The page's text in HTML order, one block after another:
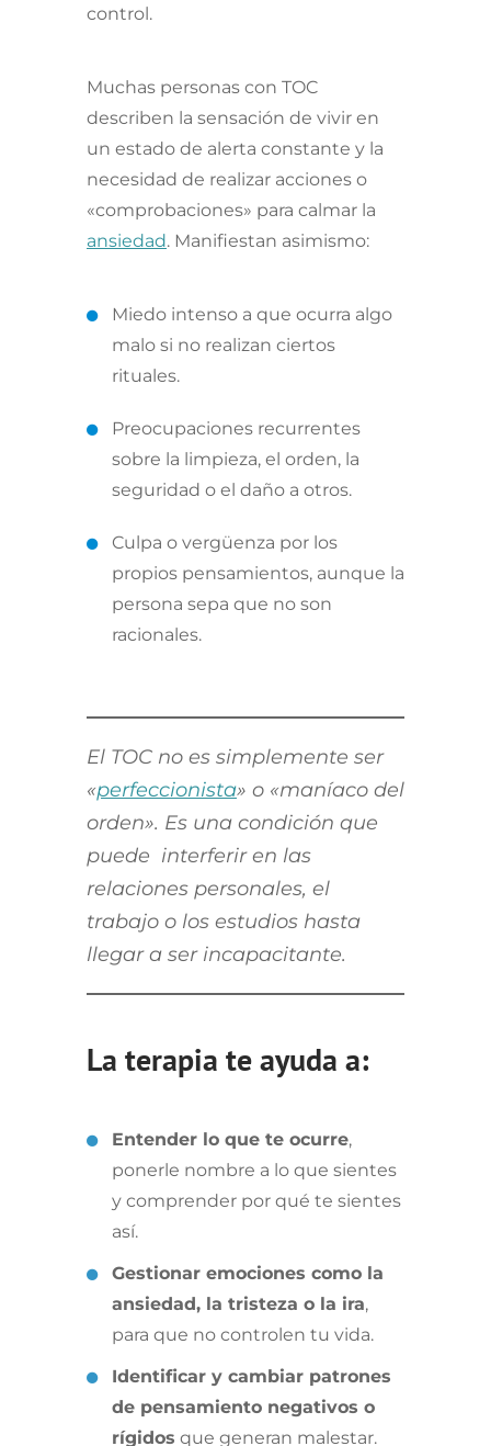
control.
Muchas personas con TOC
describen la sensación de vivir en
un estado de alerta constante y la
necesidad de realizar acciones o
«comprobaciones» para calmar la
ansiedad. Manifiestan asimismo:
Miedo intenso a que ocurra algo
malo si no realizan ciertos
rituales.
Preocupaciones recurrentes
sobre la limpieza, el orden, la
seguridad o el daño a otros.
Culpa o vergüenza por los
propios pensamientos, aunque la
persona sepa que no son
racionales.
El TOC no es simplemente ser
«perfeccionista» o «maníaco del
orden». Es una condición que
puede interferir en las
relaciones personales, el
trabajo o los estudios hasta
llegar a ser incapacitante.
La terapia te ayuda a:
Entender lo que te ocurre,
ponerle nombre a lo que sientes
y comprender por qué te sientes
así.
Gestionar emociones como la
ansiedad, la tristeza o la ira,
para que no controlen tu vida.
Identificar y cambiar patrones
de pensamiento negativos o
rígidos que generan malestar.